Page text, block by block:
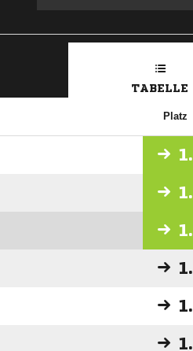
TABELLE
Platz
1.
1.
1.
1.
1.
1.